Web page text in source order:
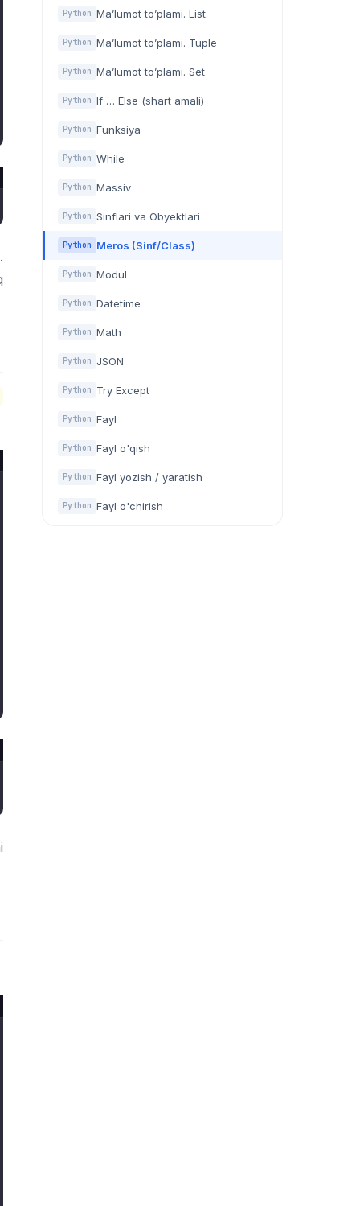
Python Ma’lumot to’plami. List.
Python Ma’lumot to’plami. Tuple
Python Ma’lumot to’plami. Set
Python If … Else (shart amali)
Python Funksiya
Python While
Python Massiv
Python Sinflari va Obyektlari
Python Meros (Sinf/Class)
Python Modul
Python Datetime
Python Math
Python JSON
Python Try Except
Python Fayl
Python Fayl o'qish
Python Fayl yozish / yaratish
Python Fayl o'chirish